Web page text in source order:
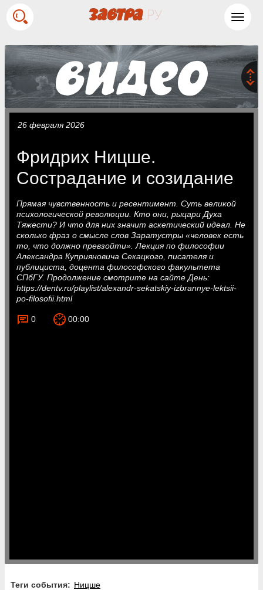
26 февраля 2026
Фридрих Ницше.
Сострадание и созидание
Прямая чувственность и ресентимент. Суть великой
психологической революции. Кто они, рыцари Духа
Тяжести? И что для них значит аскетический идеал. Не
сколько фраз о смысле слов Заратустры «человек есть
то, что должно превзойти». Лекция по философии
Александра Куприяновича Секацкого, писателя и
публициста, доцента философского факультета
СПбГУ. Продолжение смотрите на сайте День:
https://dentv.ru/playlist/alexandr-sekatskiy-izbrannye-lektsii-
po-filosofii.html
0 00:00
Теги события: Ницше